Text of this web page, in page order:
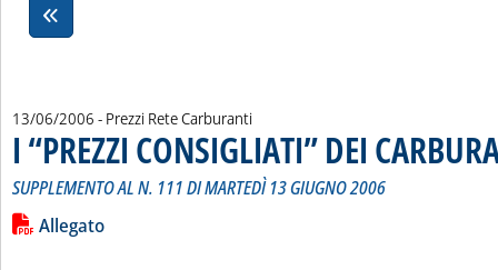
13/06/2006 - Prezzi Rete Carburanti
I “PREZZI CONSIGLIATI” DEI
SUPPLEMENTO AL N. 111 DI MARTEDÌ 13 GIUGNO 2006
Leggi tutta la notizia: 'I “PREZZI CONSIGLIATI” DEI
Lista allegati PDF alla notizia
Allegato